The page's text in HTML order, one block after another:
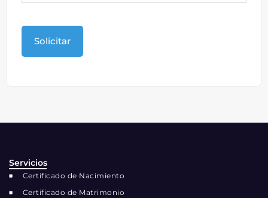
consentimiento prestado para el tratamiento de los
Servicios
Certificado de Nacimiento
Certificado de Matrimonio